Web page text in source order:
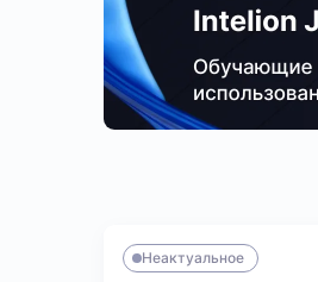
Canaan
Innosilicon
Неактуальное